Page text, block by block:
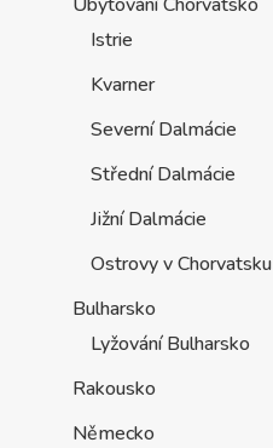
Istrie
Kvarner
Severní Dalmácie
Střední Dalmácie
Jižní Dalmácie
Ostrovy v Chorvatsku
Bulharsko
Lyžování Bulharsko
Rakousko
Německo